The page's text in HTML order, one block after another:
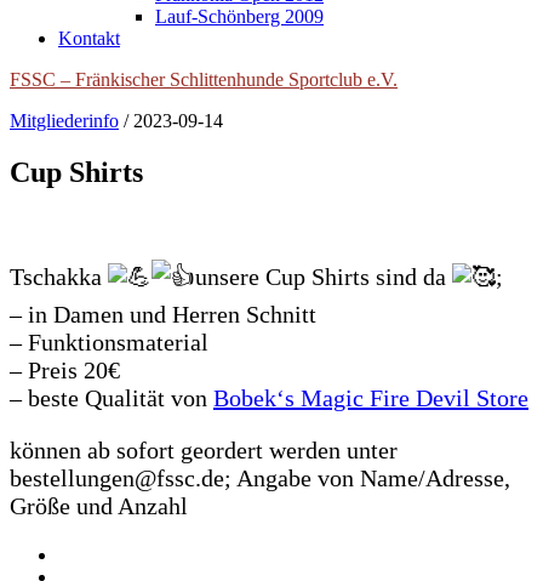
Lauf-Schönberg 2009
Kontakt
FSSC – Fränkischer Schlittenhunde Sportclub e.V.
Mitgliederinfo / 2023-09-14
Cup Shirts
Tschakka unsere Cup Shirts sind da
;
– in Damen und Herren Schnitt
– Funktionsmaterial
– Preis 20€
– beste Qualität von Bobek‘s Magic Fire Devil Store
können ab sofort geordert werden unter
bestellungen@fssc.de; Angabe von Name/Adresse,
Größe und Anzahl